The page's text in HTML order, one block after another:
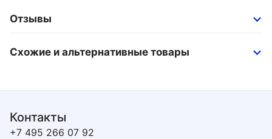
Отзывы
Схожие и альтернативные товары
Контакты
+7 495 266 07 92